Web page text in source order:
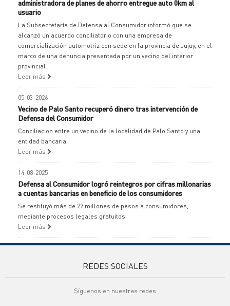
administradora de planes de ahorro entregue auto 0km al
usuario
La Subsecretaría de Defensa al Consumidor informó que se
alcanzó un acuerdo conciliatorio con una empresa de
comercialización automotriz con sede en la provincia de Jujuy, en el
marco de una denuncia presentada por un vecino del interior
provincial.
Leer más
05-03-2026
Vecino de Palo Santo recuperó dinero tras intervención de
Defensa del Consumidor
Conciliacion entre un vecino de la localidad de Palo Santo y una
entidad bancaria.
Leer más
14-08-2025
Defensa al Consumidor logró reintegros por cifras millonarias
a cuentas bancarias en beneficio de los consumidores
Se restituyó más de 27 millones de pesos a consumidores,
mediante procesos legales gratuitos.
Leer más
REDES SOCIALES
Síguenos en nuestras redes